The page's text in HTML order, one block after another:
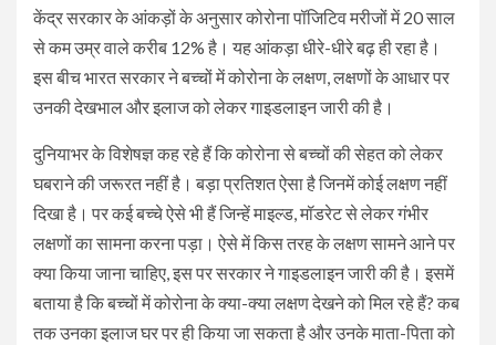
केंद्र सरकार के आंकड़ों के अनुसार कोरोना पॉजिटिव मरीजों में 20 साल
से कम उम्र वाले करीब 12% है। यह आंकड़ा धीरे-धीरे बढ़ ही रहा है।
इस बीच भारत सरकार ने बच्चों में कोरोना के लक्षण, लक्षणों के आधार पर
उनकी देखभाल और इलाज को लेकर गाइडलाइन जारी की है।
दुनियाभर के विशेषज्ञ कह रहे हैं कि कोरोना से बच्चों की सेहत को लेकर
घबराने की जरूरत नहीं है। बड़ा प्रतिशत ऐसा है जिनमें कोई लक्षण नहीं
दिखा है। पर कई बच्चे ऐसे भी हैं जिन्हें माइल्ड, मॉडरेट से लेकर गंभीर
लक्षणों का सामना करना पड़ा। ऐसे में किस तरह के लक्षण सामने आने पर
क्या किया जाना चाहिए, इस पर सरकार ने गाइडलाइन जारी की है। इसमें
बताया है कि बच्चों में कोरोना के क्या-क्या लक्षण देखने को मिल रहे हैं? कब
तक उनका इलाज घर पर ही किया जा सकता है और उनके माता-पिता को